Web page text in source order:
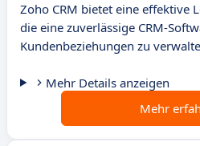
Zoho CRM bietet eine effektive
die eine zuverlässige CRM-
Kundenbeziehungen zu
Mehr Details anzeigen
Mehr